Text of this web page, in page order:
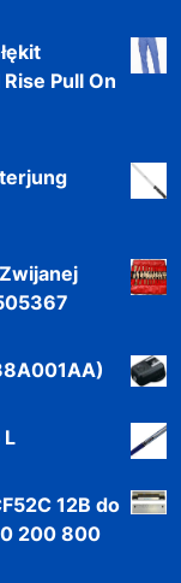
Pull On
L
12B do
200 800